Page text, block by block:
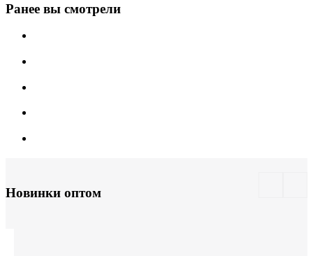
Ранее вы смотрели
Новинки оптом